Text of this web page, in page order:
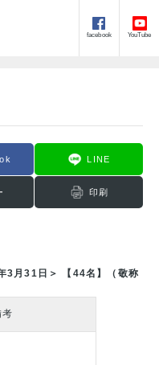
facebook YouTube
LINE
印刷
3月31日＞
【44名】（敬称
考